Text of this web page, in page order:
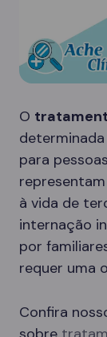
O
para
à vida de
internação
por
requer uma
Confira